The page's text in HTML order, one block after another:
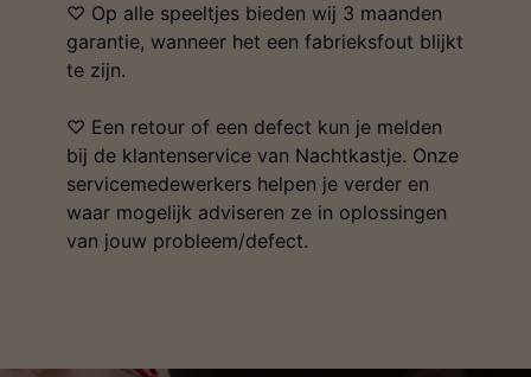
♡ Op alle speeltjes bieden wij 3 maanden
garantie, wanneer het een fabrieksfout blijkt
te zijn.
♡ Een retour of een defect kun je melden
bij de klantenservice van Nachtkastje. Onze
servicemedewerkers helpen je verder en
waar mogelijk adviseren ze in oplossingen
van jouw probleem/defect.